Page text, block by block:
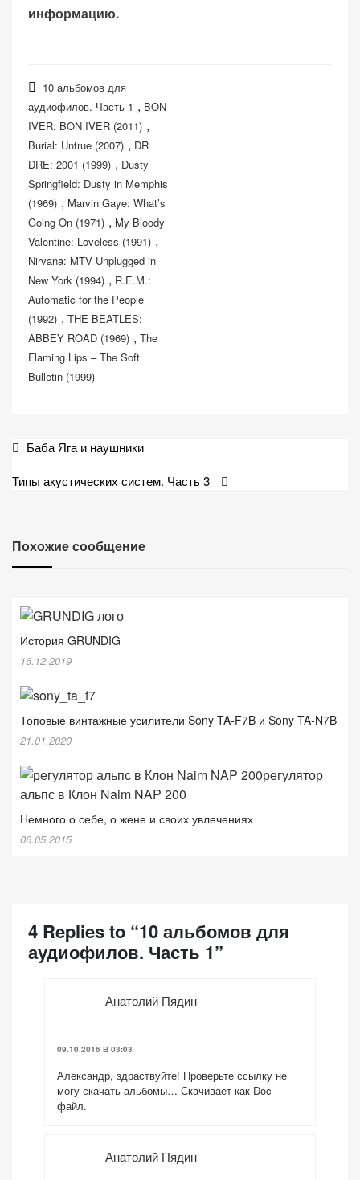
информацию.
10 альбомов для
аудиофилов. Часть 1 , BON
IVER: BON IVER (2011) ,
Burial: Untrue (2007) , DR
DRE: 2001 (1999) , Dusty
Springfield: Dusty in Memphis
(1969) , Marvin Gaye: What’s
Going On (1971) , My Bloody
Valentine: Loveless (1991) ,
Nirvana: MTV Unplugged in
New York (1994) , R.E.M.:
Automatic for the People
(1992) , THE BEATLES:
ABBEY ROAD (1969) , The
Flaming Lips – The Soft
Bulletin (1999)
Навигация
записям
Баба Яга и наушники
Типы акустических систем. Часть 3
Похожие сообщение
История GRUNDIG
16.12.2019
Топовые винтажные усилители Sony TA-F7B и Sony TA-N7B
21.01.2020
Немного о себе, о жене и своих увлечениях
06.05.2015
4 Replies to “10 альбомов для
аудиофилов. Часть 1”
Анатолий Пядин
09.10.2016 В 03:03
Александр, здраствуйте! Проверьте ссылку не
могу скачать альбомы… Скачивает как Doc
файл.
Анатолий Пядин